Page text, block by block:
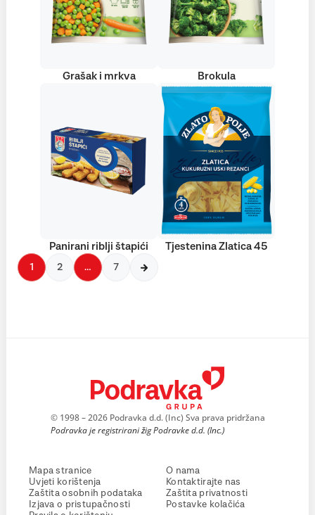
Grašak i mrkva Brokula
Panirani riblji štapići Tjestenina Zlatica 45
1 2 … 7
© 1998 – 2026 Podravka d.d. (Inc) Sva prava pridržana
Podravka je registrirani žig Podravke d.d. (Inc.)
Mapa stranice
Uvjeti korištenja
Zaštita osobnih podataka
Izjava o pristupačnosti
O nama
Kontaktirajte nas
Zaštita privatnosti
Postavke kolačića